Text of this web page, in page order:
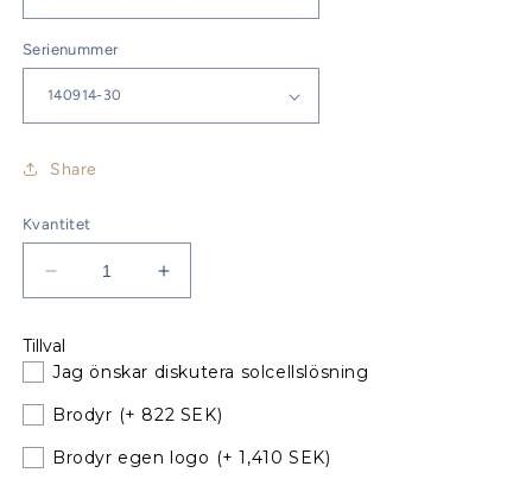
Serienummer
Share
Kvantitet
Minska
kvantitet
Bavaria
51
Sittbrunnskapell
Årsmodell
Öka
kvantitet
51
Sittbrunnskapell
Årsmodell
Tillval
Jag önskar diskutera solcellslösning
Brodyr (+ 822 SEK)
Brodyr egen logo (+ 1,410 SEK)